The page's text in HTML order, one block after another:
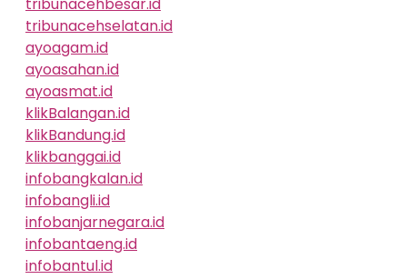
tribunacehselatan.id
ayoagam.id
ayoasahan.id
ayoasmat.id
klikBalangan.id
klikBandung.id
klikbanggai.id
infobangkalan.id
infobangli.id
infobanjarnegara.id
infobantaeng.id
infobantul.id